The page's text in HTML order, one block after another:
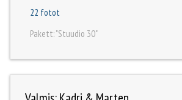
22 fotot
Pakett: "Stuudio 30"